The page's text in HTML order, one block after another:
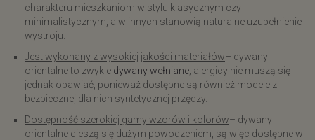
charakteru mieszkaniom w stylu klasycznym czy
minimalistycznym, a w innych stanowią naturalne uzupełnienie
wystroju.
Jest wykonany z wysokiej jakości materiałów– dywany
orientalne to zwykle dywany wełniane; alergicy nie muszą się
jednak obawiać, ponieważ dostępne są również modele z
bezpiecznej dla nich syntetycznej przędzy.
Dostępność szerokiej gamy wzorów i kolorów– dywany
orientalne cieszą się dużym powodzeniem, są więc dostępne w